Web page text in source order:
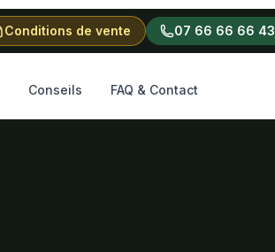
Conditions de vente 07 66 66 66 43
Conseils FAQ & Contact